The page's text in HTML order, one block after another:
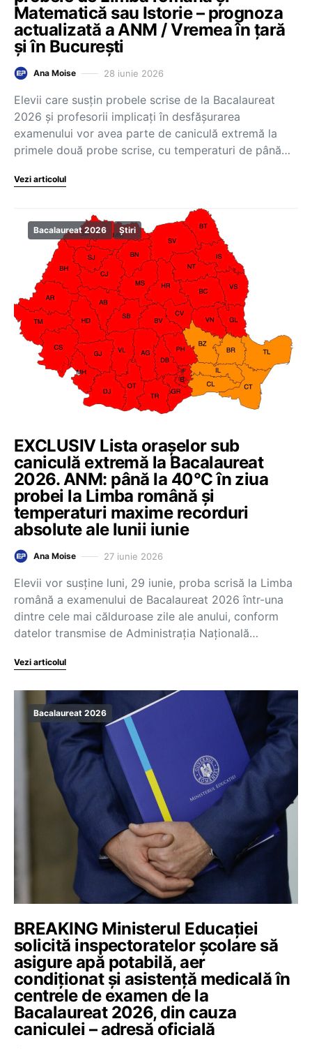
Matematică sau Istorie – prognoza
actualizată a ANM / Vremea în țară
și în București
Ana Moise 28 iunie 2026
Elevii care susțin probele scrise de la Bacalaureat
2026 și profesorii implicați în desfășurarea
examenului vor avea parte de caniculă extremă la
primele două probe scrise, cu temperaturi de până…
Vezi articolul
Bacalaureat 2026 Știri
EXCLUSIV Lista orașelor sub
caniculă extremă la Bacalaureat
2026. ANM: până la 40°C în ziua
probei la Limba română și
temperaturi maxime recorduri
absolute ale lunii iunie
Ana Moise 27 iunie 2026
Elevii vor susține luni, 29 iunie, proba scrisă la Limba
română a examenului de Bacalaureat 2026 într-una
dintre cele mai călduroase zile ale anului, conform
datelor transmise de Administrația Națională…
Vezi articolul
Bacalaureat 2026
BREAKING Ministerul Educației
solicită inspectoratelor școlare să
asigure apă potabilă, aer
condiționat și asistență medicală în
centrele de examen de la
Bacalaureat 2026, din cauza
caniculei – adresă oficială